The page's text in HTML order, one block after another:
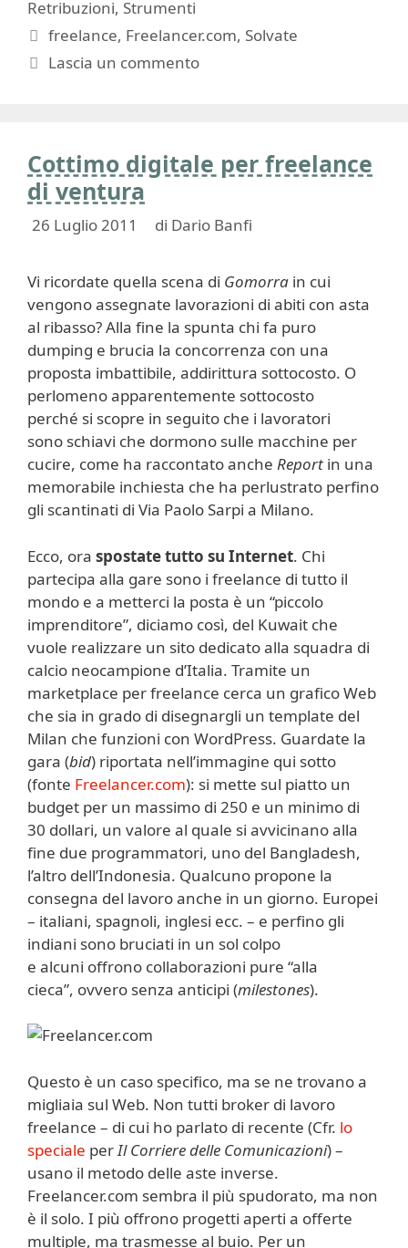
Retribuzioni, Strumenti
Tag
freelance, Freelancer.com, Solvate
Lascia un commento
Cottimo digitale per freelance
di ventura
26 Luglio 2011 di Dario Banfi
Vi ricordate quella scena di Gomorra in cui
vengono assegnate lavorazioni di abiti con asta
al ribasso? Alla fine la spunta chi fa puro
dumping e brucia la concorrenza con una
proposta imbattibile, addirittura sottocosto. O
perlomeno apparentemente sottocosto
perché si scopre in seguito che i lavoratori
sono schiavi che dormono sulle macchine per
cucire, come ha raccontato anche Report in una
memorabile inchiesta che ha perlustrato perfino
gli scantinati di Via Paolo Sarpi a Milano.
Ecco, ora spostate tutto su Internet. Chi
partecipa alla gare sono i freelance di tutto il
mondo e a metterci la posta è un “piccolo
imprenditore”, diciamo così, del Kuwait che
vuole realizzare un sito dedicato alla squadra di
calcio neocampione d’Italia. Tramite un
marketplace per freelance cerca un grafico Web
che sia in grado di disegnargli un template del
Milan che funzioni con WordPress. Guardate la
gara (bid) riportata nell’immagine qui sotto
(fonte Freelancer.com): si mette sul piatto un
budget per un massimo di 250 e un minimo di
30 dollari, un valore al quale si avvicinano alla
fine due programmatori, uno del Bangladesh,
l’altro dell’Indonesia. Qualcuno propone la
consegna del lavoro anche in un giorno. Europei
– italiani, spagnoli, inglesi ecc. – e perfino gli
indiani sono bruciati in un sol colpo
e alcuni offrono collaborazioni pure “alla
cieca”, ovvero senza anticipi (milestones).
Questo è un caso specifico, ma se ne trovano a
migliaia sul Web. Non tutti broker di lavoro
freelance – di cui ho parlato di recente (Cfr. lo
speciale per Il Corriere delle Comunicazioni) –
usano il metodo delle aste inverse.
Freelancer.com sembra il più spudorato, ma non
è il solo. I più offrono progetti aperti a offerte
multiple, ma trasmesse al buio. Per un